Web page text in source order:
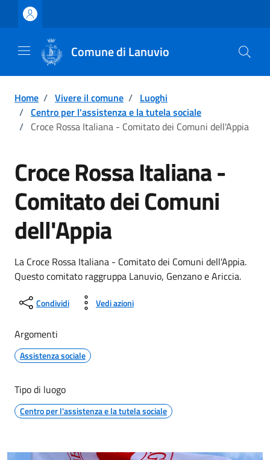
Vai ai contenuti
Vai al footer
Comune di Lanuvio
Home / Vivere il comune / Luoghi
/ Centro per l'assistenza e la tutela sociale
/ Croce Rossa Italiana - Comitato dei Comuni dell'Appia
Croce Rossa Italiana -
Comitato dei Comuni
dell'Appia
Descrizione breve
La Croce Rossa Italiana - Comitato dei Comuni dell'Appia.
Questo comitato raggruppa Lanuvio, Genzano e Ariccia.
Condividi Vedi azioni
Argomenti
Assistenza sociale
Tipo di luogo
Centro per l'assistenza e la tutela sociale